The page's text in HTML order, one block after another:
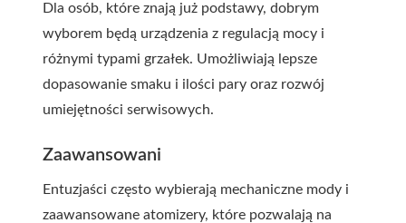
Dla osób, które znają już podstawy, dobrym
wyborem będą urządzenia z regulacją mocy i
różnymi typami grzałek. Umożliwiają lepsze
dopasowanie smaku i ilości pary oraz rozwój
umiejętności serwisowych.
Zaawansowani
Entuzjaści często wybierają mechaniczne mody i
zaawansowane atomizery, które pozwalają na